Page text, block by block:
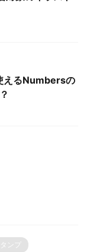
えるNumbersの
ンプ